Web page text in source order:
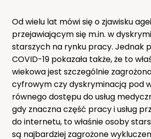
Od wielu lat mówi się o zjawisku
przejawiającym się m.in. w
starszych na rynku pracy. Jednak
COVID-19 pokazała także, że to
wiekowa jest szczególnie
cyfrowym czy dyskryminacją pod
równego dostępu do usług
gdy znaczna część pracy i usług
do internetu, to właśnie osoby
są najbardziej zagrożone